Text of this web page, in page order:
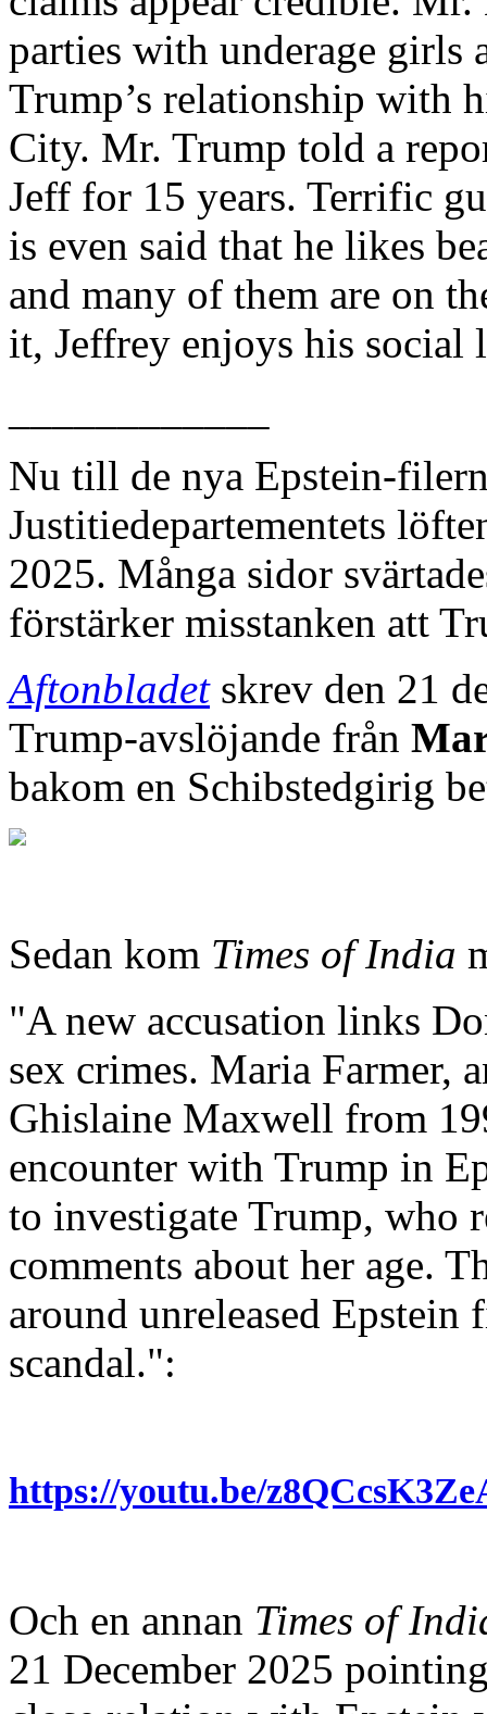
parties with underage girls
Trump’s relationship with
City. Mr. Trump told a
Jeff for 15 years. Terrific
is even said that he likes
and many of them are on
it, Jeffrey enjoys his social
Nu till de nya Epstein-
Justitiedepartementets
2025. Många sidor
förstärker misstanken att
Aftonbladetskrev den 21
Trump-avslöjande från
bakom en Schibstedgirig
Sedan kom Times of India
"A new accusation links
sex crimes. Maria Farmer,
Ghislaine Maxwell from
encounter with Trump in
to investigate Trump, who
comments about her age.
around unreleased
scandal.":
https://youtu.be/
Och en annan Times of
21 December 2025